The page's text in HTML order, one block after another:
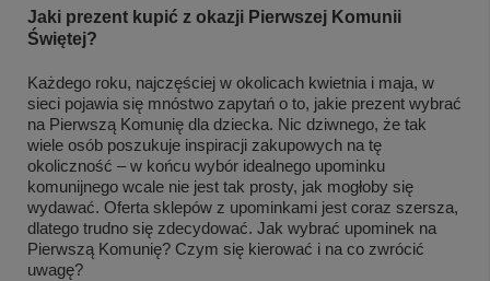
Jaki prezent kupić z okazji Pierwszej Komunii
Świętej?
Każdego roku, najczęściej w okolicach kwietnia i maja, w
sieci pojawia się mnóstwo zapytań o to, jakie prezent wybrać
na Pierwszą Komunię dla dziecka. Nic dziwnego, że tak
wiele osób poszukuje inspiracji zakupowych na tę
okoliczność – w końcu wybór idealnego upominku
komunijnego wcale nie jest tak prosty, jak mogłoby się
wydawać. Oferta sklepów z upominkami jest coraz szersza,
dlatego trudno się zdecydować. Jak wybrać upominek na
Pierwszą Komunię? Czym się kierować i na co zwrócić
uwagę?